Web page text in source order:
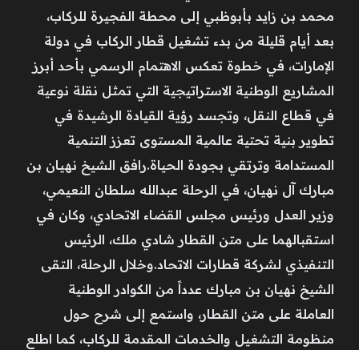
محمد بن زايد بأبوظبي إلى محطة الفجيرة للركاب،
بعد أيام قليلة من بدء تشغيل قطار الركاب في دولة
الإمارات، في خطوة تعكس الاهتمام الرسمي بأحد أبرز
المشاريع الوطنية الاستراتيجية التي تمثل نقلة نوعية
في قطاع النقل، وتجسد رؤية القيادة الرشيدة في
تطوير بنية تحتية عالمية المستوى تعزز التنمية
المستدامة وترتقي بجودة الحياة.رافق الشيخ نهيان بن
مبارك آل نهيان، في الرحلة عبدالله سلطان النعيمي،
وزير العدل ورئيس مجلس القضاء الاتحادي، وكان في
استقبالهما على متن القطار شادي ملك، الرئيس
التنفيذي لشركة قطارات الاتحاد.وخلال الرحلة، التقى
الشيخ نهيان بن مبارك عدداً من الكوادر الوطنية
العاملة على متن القطار، واستمع إلى شرح حول
منظومة التشغيل والخدمات المقدمة للركاب، كما اطلع